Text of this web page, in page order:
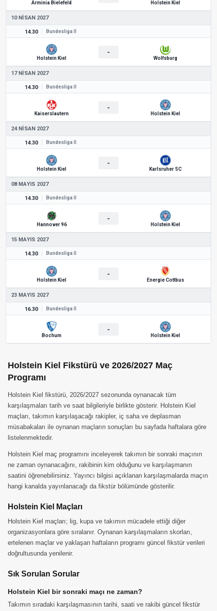
Arminia Bielefeld Holstein Kiel
10 NISAN 2027
14.30 Bundesliga II
Holstein Kiel
-
Wolfsburg
17 NISAN 2027
14.30 Bundesliga II
Kaiserslautern
-
Holstein Kiel
24 NISAN 2027
14.30 Bundesliga II
Holstein Kiel
-
Karlsruher SC
08 MAYIS 2027
14.30 Bundesliga II
Hannover 96
-
Holstein Kiel
15 MAYIS 2027
14.30 Bundesliga II
Holstein Kiel
-
Energie Cottbus
23 MAYIS 2027
16.30 Bundesliga II
Bochum
-
Holstein Kiel
Holstein Kiel Fikstürü ve 2026/2027 Maç
Programı
Holstein Kiel fikstürü, 2026/2027 sezonunda oynanacak tüm
karşılaşmaları tarih ve saat bilgileriyle birlikte gösterir. Holstein Kiel
maçları, takımın karşılaşacağı rakipler, iç saha ve deplasman
müsabakaları ile oynanan maçların sonuçları bu sayfada haftalara göre
listelenmektedir.
Holstein Kiel maç programını inceleyerek takımın bir sonraki maçının
ne zaman oynanacağını, rakibinin kim olduğunu ve karşılaşmanın
saatini öğrenebilirsiniz. Yayıncı bilgisi açıklanan karşılaşmalarda maçın
hangi kanalda yayınlanacağı da fikstür bölümünde gösterilir.
Holstein Kiel Maçları
Holstein Kiel maçları; lig, kupa ve takımın mücadele ettiği diğer
organizasyonlara göre sıralanır. Oynanan karşılaşmaların skorları,
ertelenen maçlar ve yaklaşan haftaların programı güncel fikstür verileri
doğrultusunda yenilenir.
Sık Sorulan Sorular
Holstein Kiel bir sonraki maçı ne zaman?
Takımın sıradaki karşılaşmasının tarihi, saati ve rakibi güncel fikstür